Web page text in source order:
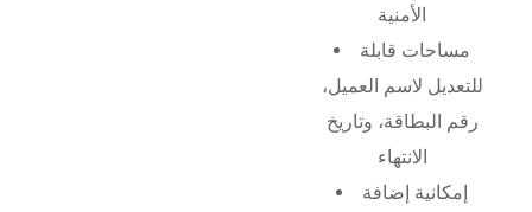
الأمنية
مساحات قابلة
للتعديل لاسم العميل،
رقم البطاقة، وتاريخ
الانتهاء
إمكانية إضافة